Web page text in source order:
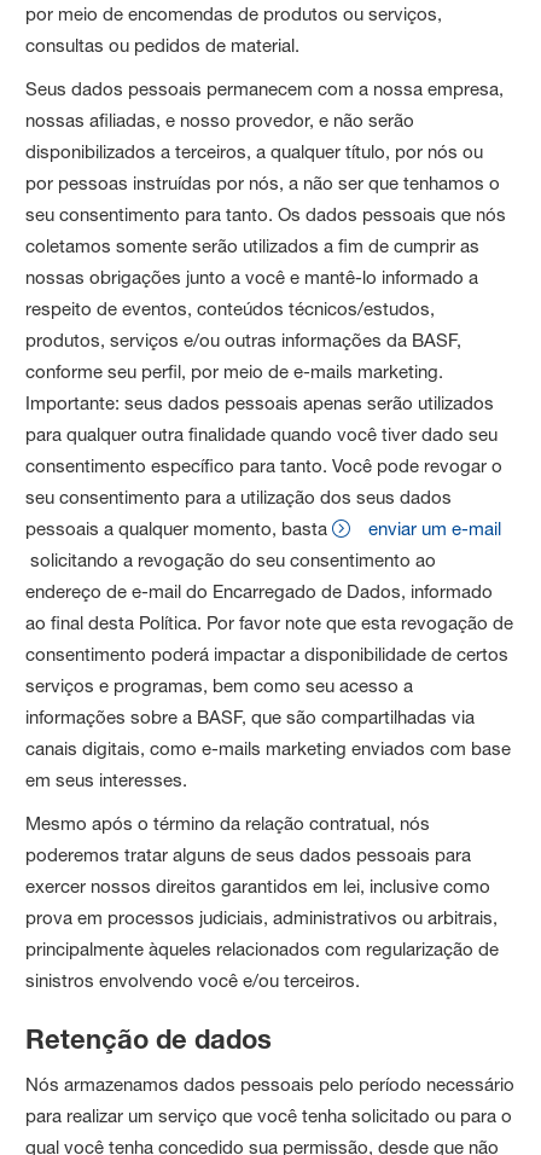
por meio de encomendas de produtos ou serviços,
consultas ou pedidos de material.
Seus dados pessoais permanecem com a nossa empresa,
nossas afiliadas, e nosso provedor, e não serão
disponibilizados a terceiros, a qualquer título, por nós ou
por pessoas instruídas por nós, a não ser que tenhamos o
seu consentimento para tanto. Os dados pessoais que nós
coletamos somente serão utilizados a fim de cumprir as
nossas obrigações junto a você e mantê-lo informado a
respeito de eventos, conteúdos técnicos/estudos,
produtos, serviços e/ou outras informações da BASF,
conforme seu perfil, por meio de e-mails marketing.
Importante: seus dados pessoais apenas serão utilizados
para qualquer outra finalidade quando você tiver dado seu
consentimento específico para tanto. Você pode revogar o
seu consentimento para a utilização dos seus dados
pessoais a qualquer momento, basta
enviar um e-mail
solicitando a revogação do seu consentimento ao
endereço de e-mail do Encarregado de Dados, informado
ao final desta Política. Por favor note que esta revogação de
consentimento poderá impactar a disponibilidade de certos
serviços e programas, bem como seu acesso a
informações sobre a BASF, que são compartilhadas via
canais digitais, como e-mails marketing enviados com base
em seus interesses.
Mesmo após o término da relação contratual, nós
poderemos tratar alguns de seus dados pessoais para
exercer nossos direitos garantidos em lei, inclusive como
prova em processos judiciais, administrativos ou arbitrais,
principalmente àqueles relacionados com regularização de
sinistros envolvendo você e/ou terceiros.
Retenção de dados
Nós armazenamos dados pessoais pelo período necessário
para realizar um serviço que você tenha solicitado ou para o
qual você tenha concedido sua permissão, desde que não